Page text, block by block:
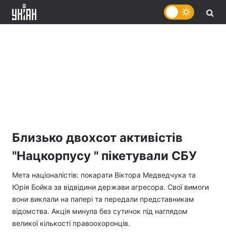
Близько двохсот активістів
"Нацкорпусу " пікетували СБУ
Мета націоналістів: покарати Віктора Медведчука та
Юрія Бойка за відвідини держави агресора. Свої вимоги
вони виклали на папері та передали представникам
відомства. Акція минула без сутичок під наглядом
великої кількості правоохоронців.